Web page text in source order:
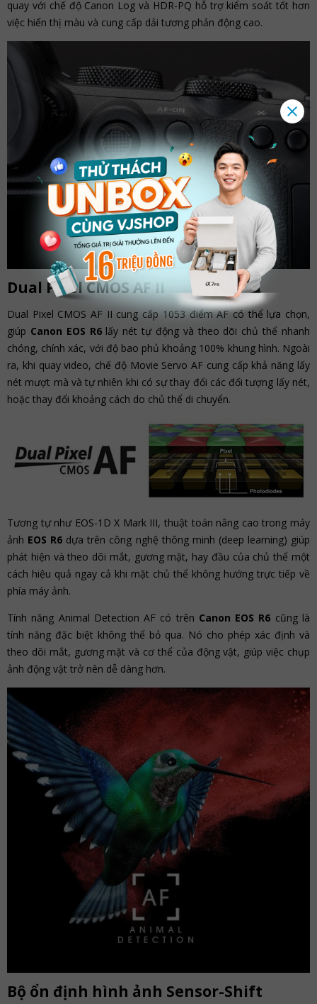
quay với chế độ Canon Log và HDR-PQ hỗ trợ kiểm soát tốt hơn
việc hiển thị màu và cung cấp dải tương phản động cao.
Dual Pixel CMOS AF II
Dual Pixel CMOS AF II cung cấp 1053 điểm AF có thể lựa chọn,
giúp Canon EOS R6lấy nét tự động và theo dõi chủ thể nhanh
chóng, chính xác, với độ bao phủ khoảng 100% khung hình. Ngoài
ra, khi quay video, chế độ Movie Servo AF cung cấp khả năng lấy
nét mượt mà và tự nhiên khi có sự thay đổi các đối tượng lấy nét,
hoặc thay đổi khoảng cách do chủ thể di chuyển.
Tương tự như EOS-1D X Mark III, thuật toán nâng cao trong máy
ảnh EOS R6 dựa trên công nghệ thông minh (deep learning) giúp
phát hiện và theo dõi mắt, gương mặt, hay đầu của chủ thể một
cách hiệu quả ngay cả khi mặt chủ thể không hướng trực tiếp về
phía máy ảnh.
Tính năng Animal Detection AF có trên Canon EOS R6 cũng là
tính năng đặc biệt không thể bỏ qua. Nó cho phép xác định và
theo dõi mắt, gương mặt và cơ thể của động vật, giúp việc chụp
ảnh động vật trở nên dễ dàng hơn.
Bộ ổn định hình ảnh Sensor-Shift